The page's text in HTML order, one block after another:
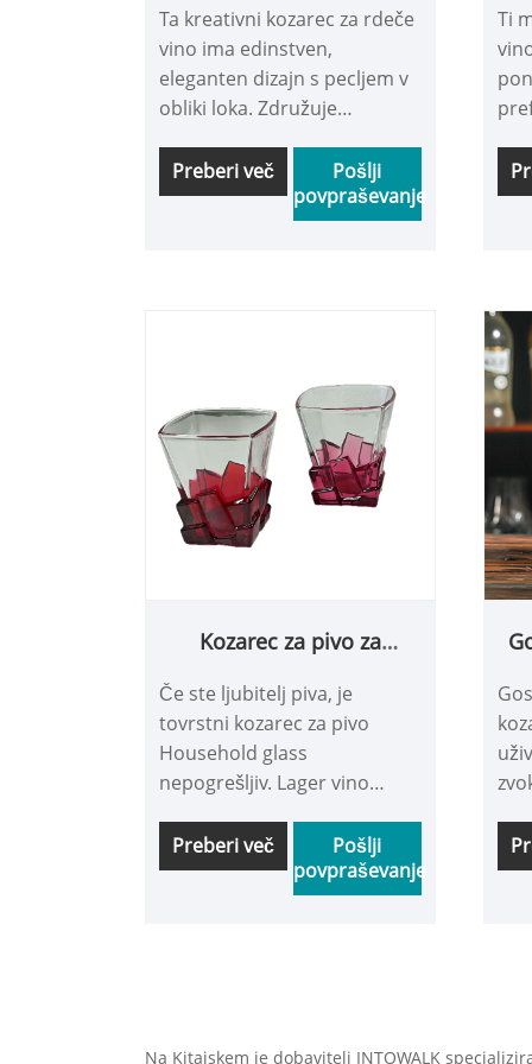
pentljami
Ta kreativni kozarec za rdeče
vino ima edinstven,
eleganten dizajn s pecljem v
obliki loka. Združuje
vrhunsko izdelavo in je
izdelan tako, da je čvrst in
vzdržljiv. Vabimo vas k
Preberi več
Pošlji
povpraševanje
Ti
Kozarec za pivo za
Če ste ljubitelj piva, je
tovrstni kozarec za pivo
Household glass
nepogrešljiv. Lager vino
temperaturi. Ročaj je
zasnovan tako, da
preprečuje segrevanje piva.
za vino in pivo lahko ohladite
Preberi več
Pošlji
povpraševanje
Na Kitajskem je dobavitelj INTOWALK